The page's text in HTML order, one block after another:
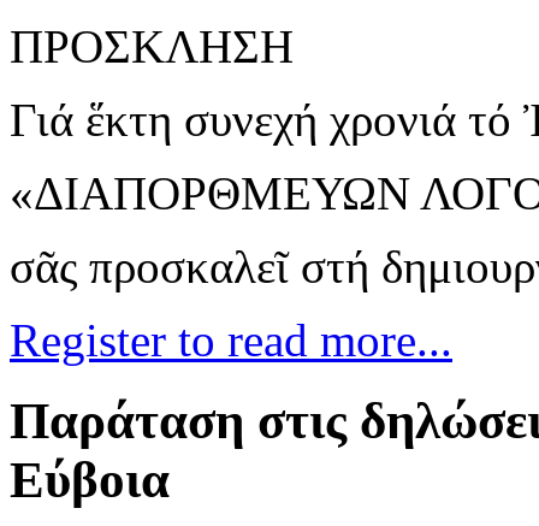
ΠΡΟΣΚΛΗΣΗ
Γιά ἕκτη συνεχή χρονιά
«ΔΙΑΠΟΡΘΜΕΥΩΝ
σᾶς προσκαλεῖ στή
Register to read more...
Παράταση στις
Εύβοια